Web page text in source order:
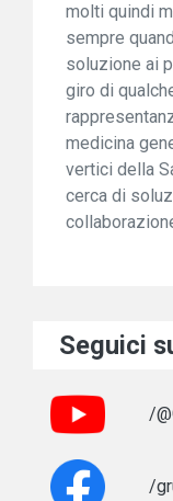
molti quindi
sempre
soluzione ai
giro di
medicina
vertici della
cerca di
Seguici
/
/